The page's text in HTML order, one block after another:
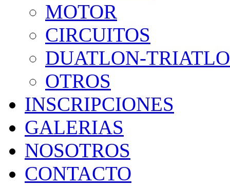
MOTOR
CIRCUITOS
DUATLON-
OTROS
INSCRIPCIONES
GALERIAS
NOSOTROS
CONTACTO